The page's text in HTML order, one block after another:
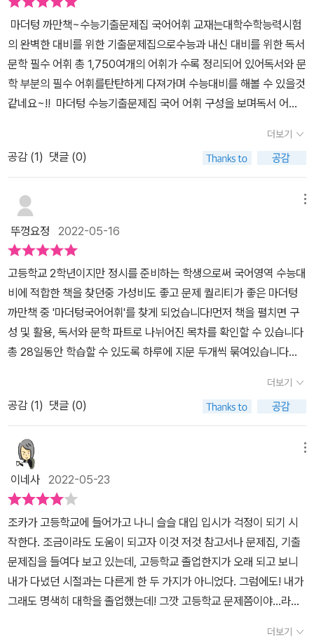
- 자기의 뜻을 힘주어 말함. 또는 그런 말 力(힘 역) 說(말씀 설)표제
어의 개념도 정리되어있고 한자의 음과 뜻도 함께 살펴볼 수 있어요.
표제어와 함께 알아두면 좋은 동음이의어, 유의어, 반의어등도 익히
면서 예문을 통해서 어떻게 쓰이는지 쉽게 이해할 수 있도록 해주네
요. 표제어를 기출문제로 확인해 볼 수 있는데 수록된 어휘들은 노란
색으로 표시해줘서 한눈에 쉽게 들어오도록 하네요.문제를 풀어보면
서 헷갈릴 수 있는 어휘의 의미를 확실하게 짚어주면서 확인해 볼 수
있겠어요.철저한 기출 예문을 바탕으로 한 문제로 실전 감각 향상에
을 확실하게 해나갈 수 있어 좋네요.영역별로 어휘학습은 물론 혼동
하기 쉬운 단어들도 정말 많은데 이번에 확실히 익힐 수 있네요.가진
- '가지다'의 관형형. ~을 소유한 (모든 것을 다 가진 남자) 예시를 통
해 한번에 이해할 수 있어요.갖은 - 골고루 모두 갖춘. 여러 가지의(갖
은 양념을 넣고 버무렸다) 일상에서 쉽게 만나볼 수 있는 쉬운 예시를
들어 설명해 줘서 좋았고 잘못 표기하기 쉬운 단어 외에도 다양한 관
용표현들( 한자성어, 속담, 관용어)들도 친절하게 예시가 다 들어있어
쉽게 이해할 수 있어 이 부분도 너무 좋았어요.색인으로 쉽게 필요한
다시한번 확실하게 짚어 보면서 실수를 줄여줄 수 있겠어요. 마더텅
수능 기출 문제집으로 국어 어휘 공부를 효율적으로 하면서 실전능력
을 키워주는데 도움이 되네요. 국어 어휘 마더텅과 함께하면서 어휘
력을 향상시켜주면 좋을것 같아 수능 대비를 위한 국어 어휘 교재로
강력 추천합니다~​​[#협찬][출판사를 통해 교재만을 지원받아 직접
작성하였습니다]
마더텅 까만책~수능기출문제집 국어어휘 교재는대학수학능력시험
의 완벽한 대비를 위한 기출문제집으로수능과 내신 대비를 위한 독서
문학 필수 어휘 총 1,750여개의 어휘가 수록 정리되어 있어독서와 문
학 부분의 필수 어휘를탄탄하게 다져가며 수능대비를 해볼 수 있을것
같네요~!! 마더텅 수능기출문제집 국어 어휘 구성을 보며독서 어휘
필수 어휘를 선정하고 기출 지문에서 선정한 표제어의 개념을 영역별
로 정리가 되어있어인문- 사회- 과학,기술- 예술- 복합 부분으로 나
누어 각 분야별 수능 국어 어휘를학습해볼 수 있어요.국어 어휘별로
한자어와 함께 뜻 해설과 표제어와 함께 알아두면 도움이 되는동음이
의어, 유의어, 참고어, 반의어등을 예문과 함께정리되어있어 국어 어
휘를 이해하고 기억하는데도 도움이 많이 되러라구요~!! 어휘 미리
보기에서 이해한 표제어를 기출 문제로 확인해 보며문제를 통해 어휘
의 문맥적 의미를 정확하게 이해하고 기출 예문을 통해실전감각을 익
혀갈 수 있어 어휘학습을 좀더 효율적으로 해볼 수 있었네요~!! 독서
어휘와 함께 문학 어휘파트에서는문학 개념어를 수능, 모의평가 기출
문제 예문으로 학습해보며문학 개념어, 고전문학과 현대문학 작품 이
해를 위한 필수 어휘도 함께 공부할 수 있어어렵게 느껴지는 문학 작
품을 공부하는데 도움이 많이 될 것 같아요즘 독서 어휘와 함께 문학
어휘도 함께 공부하고 있네요~또, 혼동하기 쉬운 단어와 잘못 표기하
학습시 자주보며 익혀두면 좋겠더라구요~!!2023 수능대비 마더텅
수능기출문제집 국어어휘는28일 구성으로 스스로 학습 계획을 세워
공부하며 세세한국어 어휘설명을 예문으로 이해하고 학습한 어휘들
을 기출문제로 확인하며실전능력을 다져가볼 수 있어수능대비 국어
어휘 능력을 탄탄하게 다져가 볼 수 있겠네요~풀면 풀수록 국어 영역
의 원리가 정리되는 마더텅 수능기출문제집~!!-출판사를 통해 교재
만을 지원받아 직접 작성하였습니다-
더보기
공감 (1) 댓글 (0)
뚜껑요정 2022-05-16
고등학교 2학년이지만 정시를 준비하는 학생으로써 국어영역 수능대
비에 적합한 책을 찾던중 가성비도 좋고 문제 퀄리티가 좋은 마더텅
까만책 중 '마더텅국어어휘'를 찾게 되었습니다!먼저 책을 펼치면 구
성 및 활용, 독서와 문학 파트로 나뉘어진 목차를 확인할 수 있습니다
총 28일동안 학습할 수 있도록 하루에 지문 두개씩 묶여있습니다😁
정된 필수 어휘를, 문학 파트에서는 문학 개념어를 기출 예문으로 정
리하여 수록, 총 1750여개의 어휘가 수록되어있습니다문제는 어휘
미리보기에서 먼저 학습한 후, 기출로 확인하기에서 기출 지문 문제
를 풀어보고 익힐 수 있습니다!뒷편에 수록되어있는 특별부록에는 혼
동하기 쉬운 단어, 잘못 표기하기 쉬운 단어, 한자성어, 속담, 관용어
등이 수록되어있습니다😁마더텅 국어어휘 문제집을 풀면 국어영역
문제를 풀 때 어휘를 몰라서 틀리는 일은 없을 것 같습니다!!😎#협찬
[출판사를 통해 교재만을 지원받아 직접 작성하였습니다]
더보기
공감 (1) 댓글 (0)
이네사 2022-05-23
조카가 고등학교에 들어가고 나니 슬슬 대입 입시가 걱정이 되기 시
작한다. 조금이라도 도움이 되고자 이것 저것 참고서나 문제집, 기출
문제집을 들여다 보고 있는데, 고등학교 졸업한지가 오래 되고 보니
내가 다녔던 시절과는 다른게 한 두 가지가 아니었다. 그럼에도! 내가
그래도 명색히 대학을 졸업했는데! 그깟 고등학교 문제쯤이야...라면
넘나 어려워서.... 그때서야 비로서 이런 문제들을 삼년동안 준비해야
더보기